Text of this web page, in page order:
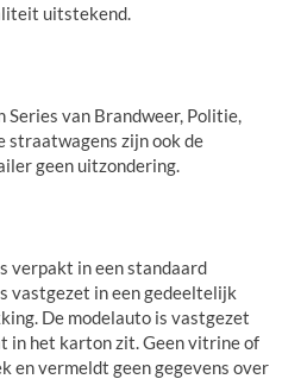
uitstekend.
van Brandweer, Politie,
straatwagens zijn ook de
geen uitzondering.
verpakt in een standaard
vastgezet in een gedeeltelijk
De modelauto is vastgezet
in het karton zit. Geen vitrine of
en vermeldt geen gegevens over